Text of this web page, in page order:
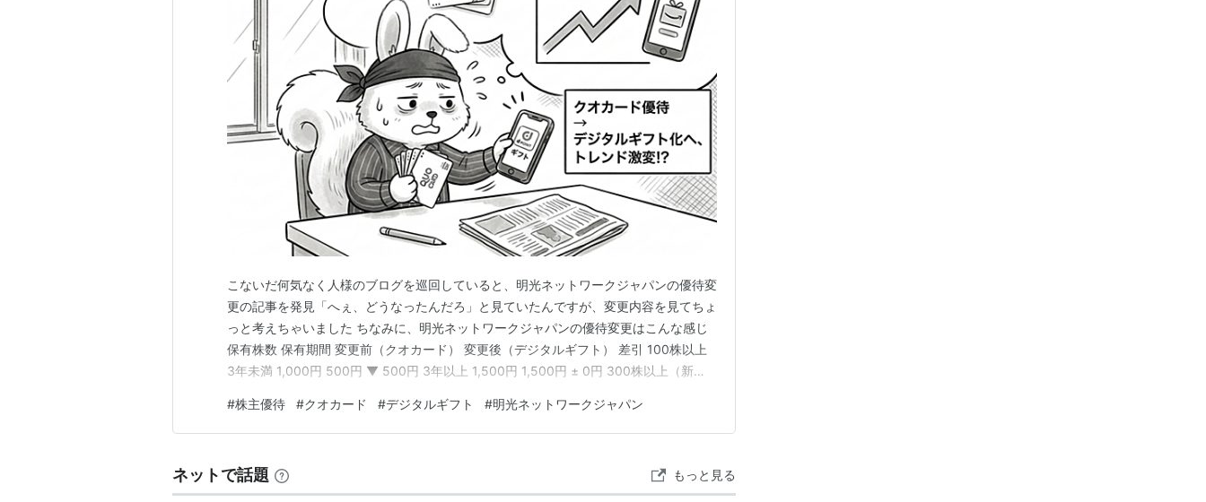
こないだ何気なく人様のブログを巡回していると、明光ネットワークジャパンの優待変
更の記事を発見「へぇ、どうなったんだろ」と見ていたんですが、変更内容を見てちょ
っと考えちゃいました ちなみに、明光ネットワークジャパンの優待変更はこんな感じ
保有株数 保有期間 変更前（クオカード） 変更後（デジタルギフト） 差引 100株以上
3年未満 1,000円 500円 ▼ 500円 3年以上 1,500円 1,500円 ± 0円 300株以上（新
年未満 1,000円 5,000円 ▲ 4,…
#株主優待 #クオカード #デジタルギフト #明光ネットワークジャパン
ネットで話題 もっと見る